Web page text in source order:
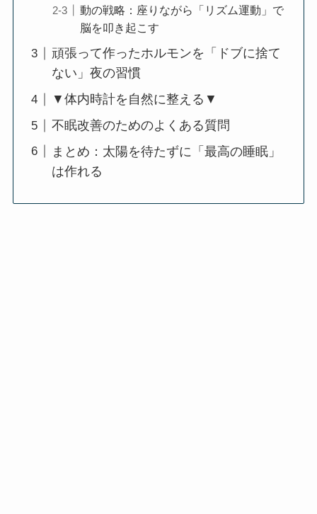
動の戦略：座りながら「リズム運動」で
脳を叩き起こす
頑張って作ったホルモンを「ドブに捨て
ない」夜の習慣
▼体内時計を自然に整える▼
不眠改善のためのよくある質問
まとめ：太陽を待たずに「最高の睡眠」
は作れる